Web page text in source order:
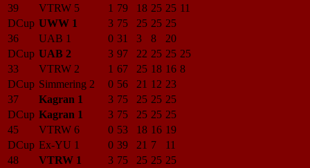
39
VTRW 5 1 79 18 25 25 11
DCup UWW 1 3 75 25 25 25
36
UAB 1 0 31 3 8
20
DCup UAB 2 3 97 22 25 25 25
33
VTRW 2 1 67 25 18 16 8
DCup Simmering 2 0 56 21 12 23
37
Kagran 1 3 75 25 25 25
DCup Kagran 1 3 75 25 25 25
45
VTRW 6 0 53 18 16 19
DCup Ex-YU 1 0 39 21 7
11
48
VTRW 1 3 75 25 25 25